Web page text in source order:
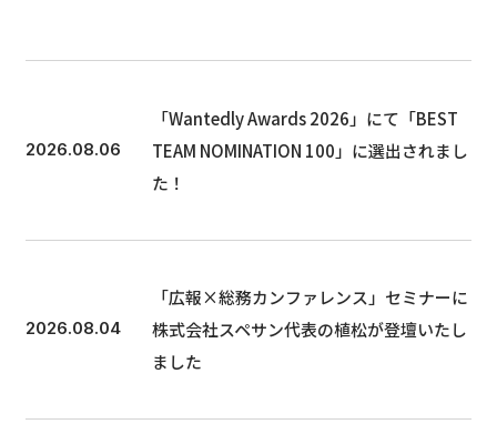
2026.08.06
「Wantedly Awards 2026」にて「BEST
TEAM NOMINATION 100」に選出されまし
た！
2026.08.04
「広報×総務カンファレンス」セミナーに
株式会社スペサン代表の植松が登壇いたし
ました